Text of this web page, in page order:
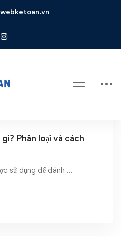
Worth
Phân loại và cách
sử dụng để đánh …